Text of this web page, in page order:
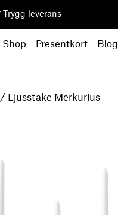
Trygg leverans
Shop Presentkort Blog
/ Ljusstake Merkurius